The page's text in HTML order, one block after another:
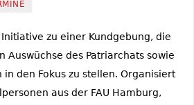
zu einer Kundgebung, die
Auswüchse des Patriarchats sowie
den Fokus zu stellen. Organisiert
aus der FAU Hamburg,